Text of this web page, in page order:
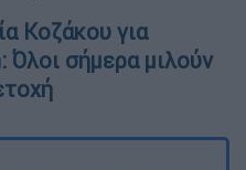
Κοζάκου για
σήμερα μιλούν